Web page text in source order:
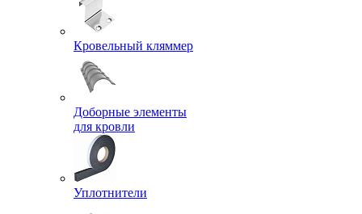
Кровельный кляммер
Доборные элементы
для кровли
Уплотнители